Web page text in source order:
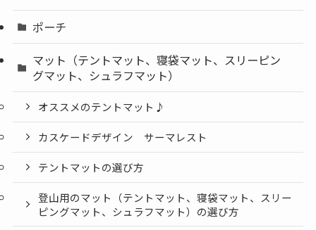
ポーチ
マット（テントマット、寝袋マット、スリーピン
グマット、シュラフマット）
オススメのテントマット♪
カスケードデザイン サーマレスト
テントマットの選び方
登山用のマット（テントマット、寝袋マット、スリー
ピングマット、シュラフマット）の選び方